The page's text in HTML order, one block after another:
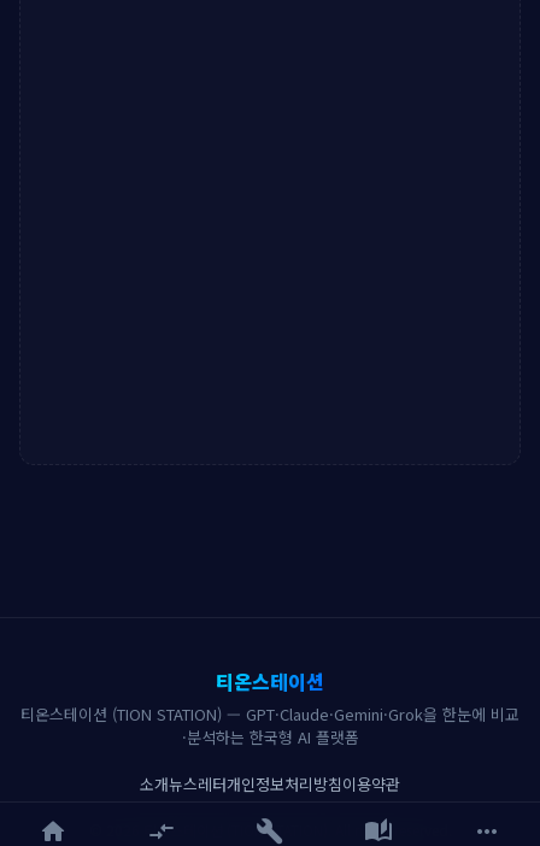
티온스테이션
티온스테이션 (TION STATION) — GPT·Claude·Gemini·Grok을 한눈에 비교
·분석하는 한국형 AI 플랫폼
소개뉴스레터개인정보처리방침이용약관
© 2026 티온스테이션 (TION STATION). All rights reserved.
home compare_arrows build auto_stories more_horiz